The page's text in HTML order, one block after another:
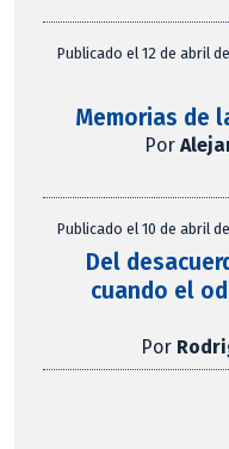
Publicado el 12 de abril
Memorias de
Por
Publicado el 10 de abril
Del
cuando el
Por